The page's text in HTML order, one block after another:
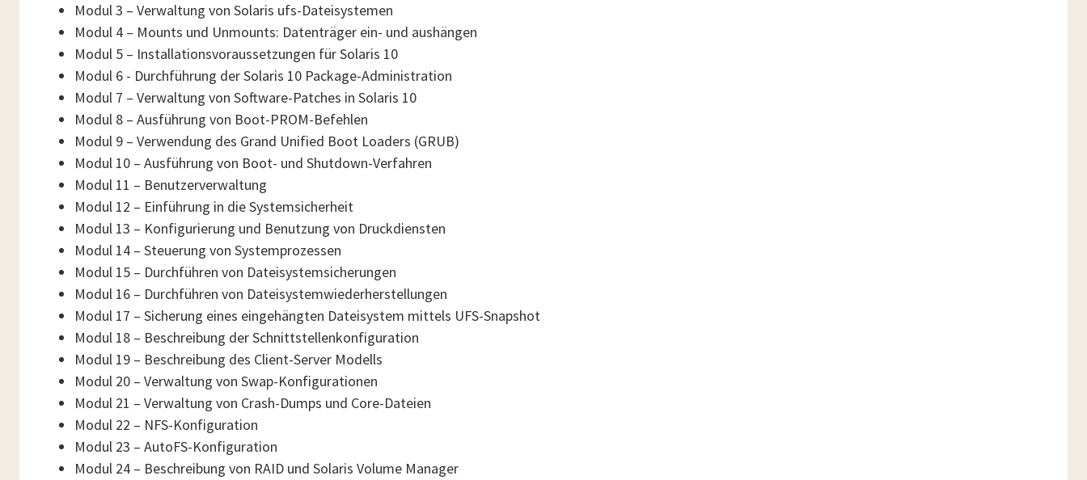
Modul 3 – Verwaltung von Solaris ufs-Dateisystemen
Modul 4 – Mounts und Unmounts: Datenträger ein- und aushängen
Modul 5 – Installationsvoraussetzungen für Solaris 10
Modul 6 - Durchführung der Solaris 10 Package-Administration
Modul 7 – Verwaltung von Software-Patches in Solaris 10
Modul 8 – Ausführung von Boot-PROM-Befehlen
Modul 9 – Verwendung des Grand Unified Boot Loaders (GRUB)
Modul 10 – Ausführung von Boot- und Shutdown-Verfahren
Modul 11 – Benutzerverwaltung
Modul 12 – Einführung in die Systemsicherheit
Modul 13 – Konfigurierung und Benutzung von Druckdiensten
Modul 14 – Steuerung von Systemprozessen
Modul 15 – Durchführen von Dateisystemsicherungen
Modul 16 – Durchführen von Dateisystemwiederherstellungen
Modul 17 – Sicherung eines eingehängten Dateisystem mittels UFS-Snapshot
Modul 18 – Beschreibung der Schnittstellenkonfiguration
Modul 19 – Beschreibung des Client-Server Modells
Modul 20 – Verwaltung von Swap-Konfigurationen
Modul 21 – Verwaltung von Crash-Dumps und Core-Dateien
Modul 22 – NFS-Konfiguration
Modul 23 – AutoFS-Konfiguration
Modul 24 – Beschreibung von RAID und Solaris Volume Manager